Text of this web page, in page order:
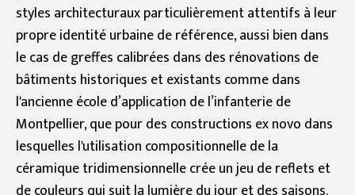
styles architecturaux particulièrement attentifs à leur
propre identité urbaine de référence, aussi bien dans
le cas de greffes calibrées dans des rénovations de
bâtiments historiques et existants comme dans
l'ancienne école d’application de l’infanterie de
Montpellier, que pour des constructions ex novo dans
lesquelles l'utilisation compositionnelle de la
céramique tridimensionnelle crée un jeu de reflets et